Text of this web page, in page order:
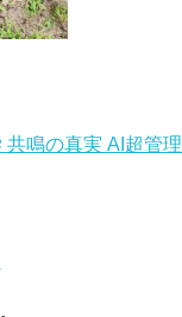
鳴の真実 AI超管